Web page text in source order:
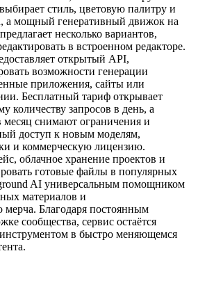
стиль, цветовую палитру и
а мощный генеративный движок на
несколько вариантов,
в встроенном редакторе.
открытый API,
возможности генерации
приложения, сайты или
Бесплатный тариф открывает
количеству запросов в день, а
снимают ограничения и
доступ к новым моделям,
и коммерческую лицензию.
облачное хранение проектов и
готовые файлы в популярных
AI универсальным помощником
материалов и
мерча. Благодаря постоянным
сообщества, сервис остаётся
в быстро меняющемся